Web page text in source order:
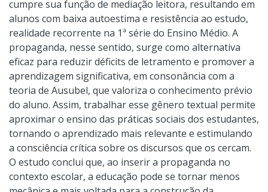
cumpre sua função de mediação leitora, resultando em
alunos com baixa autoestima e resistência ao estudo,
realidade recorrente na 1ª série do Ensino Médio. A
propaganda, nesse sentido, surge como alternativa
eficaz para reduzir déficits de letramento e promover a
aprendizagem significativa, em consonância com a
teoria de Ausubel, que valoriza o conhecimento prévio
do aluno. Assim, trabalhar esse gênero textual permite
aproximar o ensino das práticas sociais dos estudantes,
tornando o aprendizado mais relevante e estimulando
a consciência crítica sobre os discursos que os cercam.
O estudo conclui que, ao inserir a propaganda no
contexto escolar, a educação pode se tornar menos